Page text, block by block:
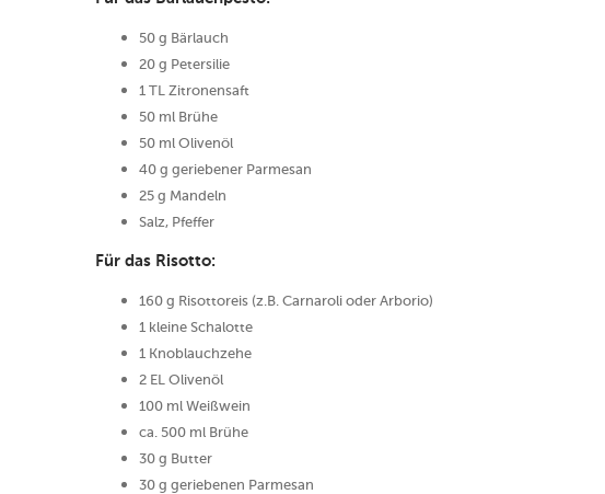
50 g Bärlauch
20 g Petersilie
1 TL Zitronensaft
50 ml Brühe
50 ml Olivenöl
40 g geriebener Parmesan
25 g Mandeln
Salz, Pfeffer
Für das Risotto:
160 g Risottoreis (z.B. Carnaroli oder Arborio)
1 kleine Schalotte
1 Knoblauchzehe
2 EL Olivenöl
100 ml Weißwein
ca. 500 ml Brühe
30 g Butter
30 g geriebenen Parmesan